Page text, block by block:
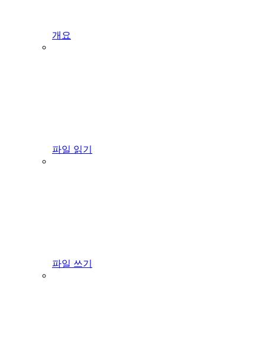
개요
파일 읽기
파일 쓰기